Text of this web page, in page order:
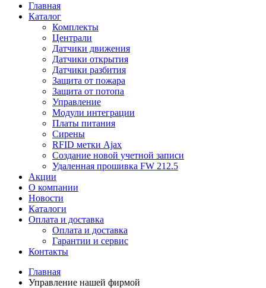
Главная
Каталог
Комплекты
Централи
Датчики движения
Датчики открытия
Датчики разбития
Защита от пожара
Защита от потопа
Управление
Модули интеграции
Платы питания
Сирены
RFID метки Ajax
Создание новой учетной записи
Удаленная прошивка FW 212.5
Акции
О компании
Новости
Каталоги
Оплата и доставка
Оплата и доставка
Гарантии и сервис
Контакты
Главная
Управление нашей фирмой